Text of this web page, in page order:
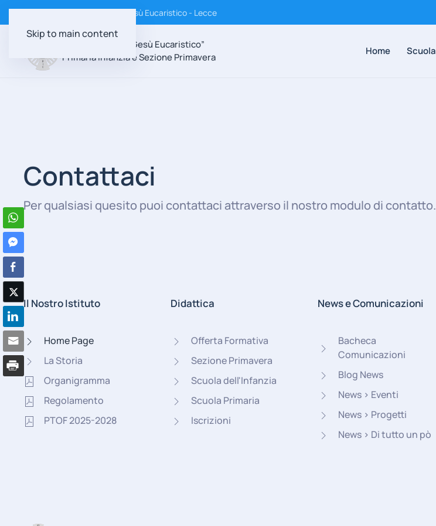
Skip to main content
Istituto Suore Discepole di Gesù Eucaristico - Lecce
Scuola Paritaria “Gesù Eucaristico”
Primaria Infanzia e Sezione Primavera
Home Scuola
Contattaci
Per qualsiasi quesito puoi contattaci attraverso il nostro modulo di contatto.
Il Nostro Istituto
Home Page
La Storia
Organigramma
Regolamento
PTOF 2025-2028
Didattica
Offerta Formativa
Sezione Primavera
Scuola dell'Infanzia
Scuola Primaria
Iscrizioni
News e Comunicazioni
Bacheca
Comunicazioni
Blog News
News > Eventi
News > Progetti
News > Di tutto un pò